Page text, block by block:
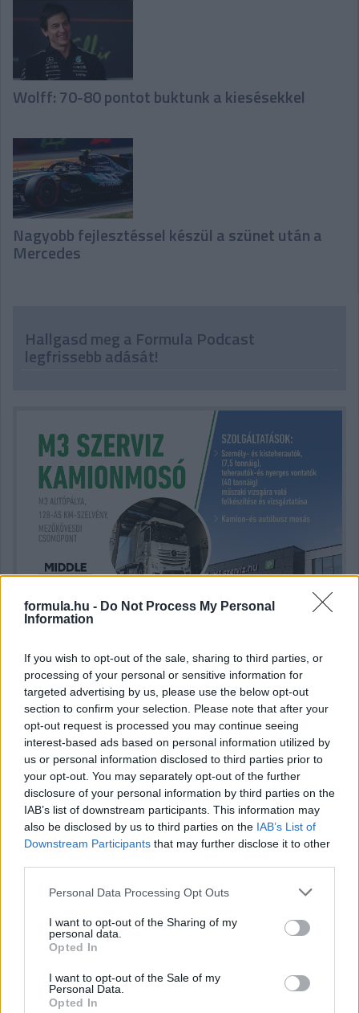
formula.hu - Do Not Process My Personal
Information
If you wish to opt-out of the sale, sharing to third parties, or
processing of your personal or sensitive information for
targeted advertising by us, please use the below opt-out
section to confirm your selection. Please note that after your
opt-out request is processed you may continue seeing
interest-based ads based on personal information utilized by
us or personal information disclosed to third parties prior to
your opt-out. You may separately opt-out of the further
disclosure of your personal information by third parties on the
IAB’s list of downstream participants. This information may
also be disclosed by us to third parties on the IAB’s List of
Downstream Participants that may further disclose it to other
Please note that this website/app uses one or more Google
not limited to your visit or usage behaviour. You may click to
grant or deny consent to Google and its third-party tags to
use your data for below specified purposes in below Google
consent section.
Personal Data Processing Opt Outs
I want to opt-out of the Sharing of my
personal data.
Opted In
I want to opt-out of the Sale of my
Personal Data.
Opted In
Wolff: 70-80 pontot buktunk a kiesésekkel
Nagyobb fejlesztéssel készül a szünet után a
Mercedes
Hallgasd meg a Formula Podcast
legfrissebb adását!
Kövess minket a Facebookon
Parc Fermé
11 órája